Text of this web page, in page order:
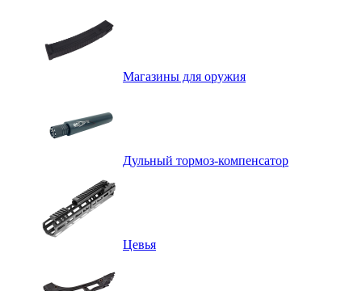
Магазины для оружия
Дульный тормоз-компенсатор
Цевья